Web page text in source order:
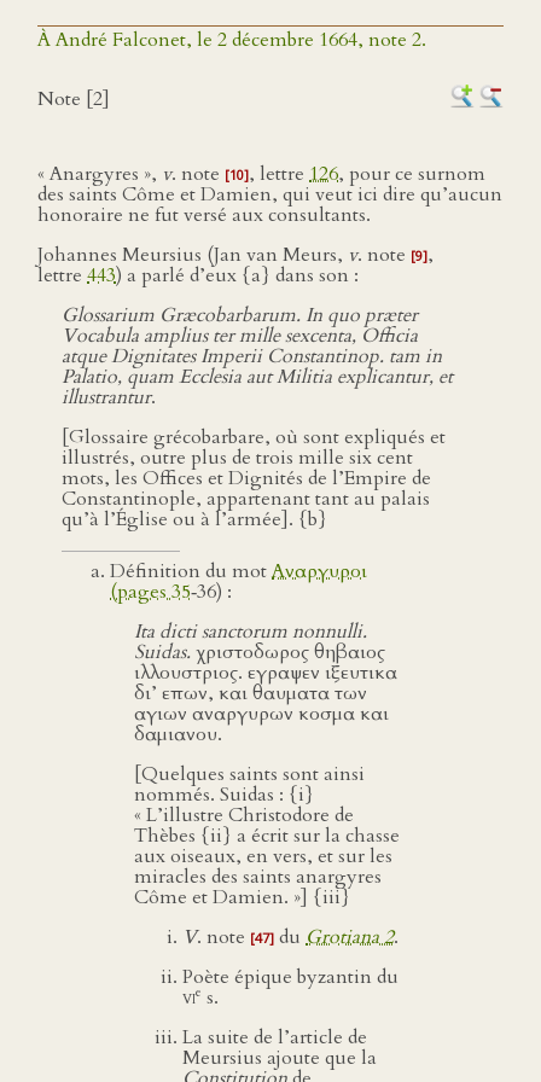
À André Falconet, le 2 décembre 1664, note 2.
Note [2]
« Anargyres », v. note [10], lettre 126, pour ce surnom
des saints Côme et Damien, qui veut ici dire qu’aucun
honoraire ne fut versé aux consultants.
Johannes Meursius (Jan van Meurs, v. note [9],
lettre 443) a parlé d’eux {a} dans son :
Glossarium Græcobarbarum. In quo præter
Vocabula amplius ter mille sexcenta, Officia
atque Dignitates Imperii Constantinop. tam in
Palatio, quam Ecclesia aut Militia explicantur, et
illustrantur.
[Glossaire grécobarbare, où sont expliqués et
illustrés, outre plus de trois mille six cent
mots, les Offices et Dignités de l’Empire de
Constantinople, appartenant tant au palais
qu’à l’Église ou à l’armée]. {b}
Définition du motΑναργυροι
(pages 35‑36) :
Ita dicti sanctorum nonnulli.
Suidas. χριστοδωρος θηβαιος
ιλλουστριος. εγραψεν ιξευτικα
δι’ επων, και θαυματα των
αγιων αναργυρων κοσμα και
δαμιανου.
[Quelques saints sont ainsi
nommés. Suidas : {i}
« L’illustre Christodore de
Thèbes {ii} a écrit sur la chasse
aux oiseaux, en vers, et sur les
miracles des saints anargyres
Côme et Damien. »] {iii}
V. note [47] du Grotiana 2.
Poète épique byzantin du
vie s.
La suite de l’article de
Meursius ajoute que la